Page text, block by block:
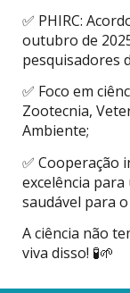
✅ PHIRC:
outubro de
pesquisadores
✅ Foco em
Zootecnia,
Ambiente;
✅ Cooperação
excelência
saudável para
A ciência não
viva disso! 🧪🌱